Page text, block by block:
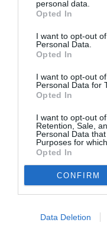
personal data.
Opted In
I want to opt-out
Personal Data.
Opted In
I want to opt-out
Personal Data for
Opted In
I want to opt-out
Retention, Sale,
Personal Data
Purposes for
Opted In
CONFIRM
Data Deletion